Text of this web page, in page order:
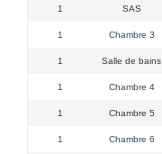
1 SAS
1 Chambre 3
1 Salle de bains
1 Chambre 4
1 Chambre 5
1 Chambre 6